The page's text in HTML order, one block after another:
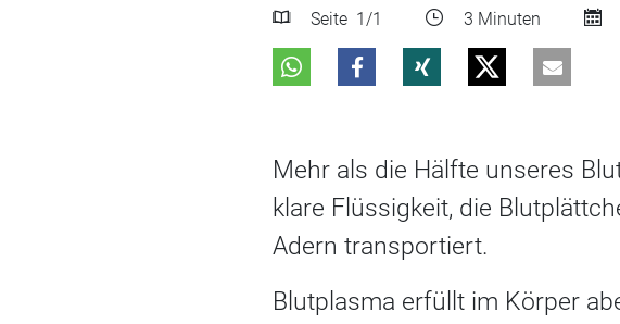
Seite 1/1 3 Minuten
Mehr als die Hälfte unseres
klare Flüssigkeit, die
Adern transportiert.
Blutplasma erfüllt im Körper